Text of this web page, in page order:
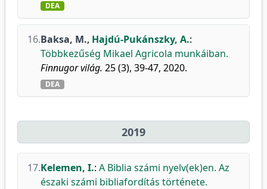
DEA
16.Baksa, M., Hajdú-Pukánszky, A.:
Többkezűség Mikael Agricola munkáiban.
Finnugor világ. 25 (3), 39-47, 2020.
DEA
2019
17.Kelemen, I.: A Biblia számi nyelv(ek)en. Az
északi számi bibliafordítás története.